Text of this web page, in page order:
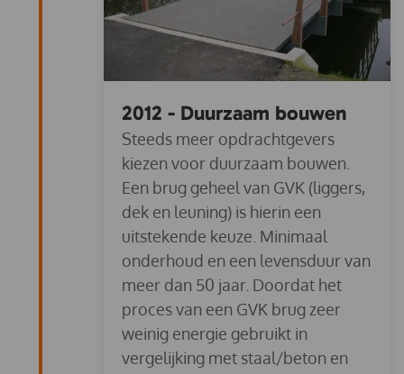
2012 - Duurzaam bouwen
Steeds meer opdrachtgevers
kiezen voor duurzaam bouwen.
Een brug geheel van GVK (liggers,
dek en leuning) is hierin een
uitstekende keuze. Minimaal
onderhoud en een levensduur van
meer dan 50 jaar. Doordat het
proces van een GVK brug zeer
weinig energie gebruikt in
vergelijking met staal/beton en